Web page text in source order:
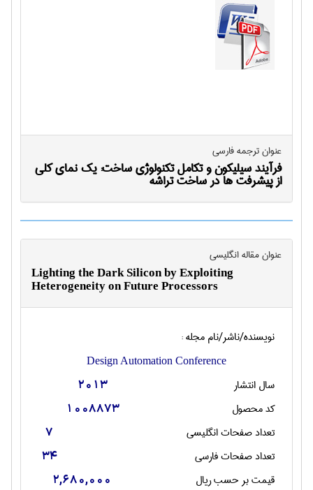
عنوان ترجمه فارسی
فرآیند سیلیکون و تکامل تکنولوژی ساخت: یک نمای کلی
از پیشرفت ها در ساخت تراشه
عنوان مقاله انگليسی
Lighting the Dark Silicon by Exploiting
Heterogeneity on Future Processors
نویسنده/ناشر/نام مجله :
Design Automation Conference
سال انتشار 2013
کد محصول 1008873
تعداد صفحات انگليسی 7
تعداد صفحات فارسی 34
قیمت بر حسب ریال 2,680,000